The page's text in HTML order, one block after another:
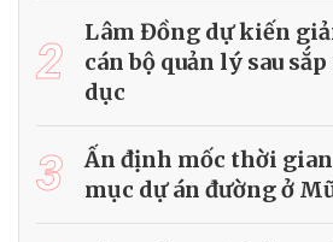
2
Lâm Đồng dự kiến
cán bộ quản lý sau
dục
3
Ấn định mốc thời
mục dự án đường ở